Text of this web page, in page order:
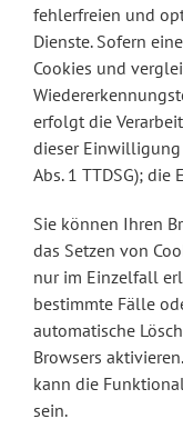
fehlerfreien und
Dienste. Sofern
Cookies und
erfolgt die
dieser Einwilligung
Abs. 1 TTDSG);
Sie können Ihren
das Setzen von
nur im Einzelfall
bestimmte Fälle
automatische
Browsers
kann die
sein.